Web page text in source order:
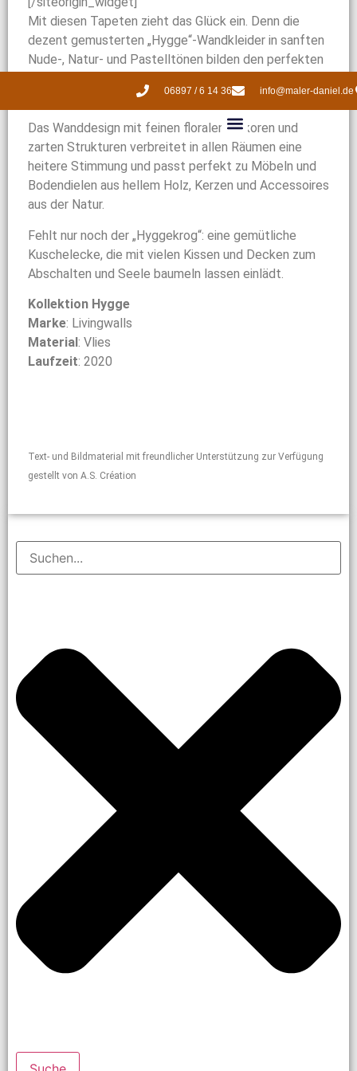
06897 / 6 14 36 info@maler-daniel.de
Mit diesen Tapeten zieht das Glück ein. Denn die
dezent gemusterten „Hygge“-Wandkleider in sanften
Nude-, Natur- und Pastelltönen bilden den perfekten
Wohlfühl-Wohnstil aus Dänemark.
Das Wanddesign mit feinen floralen Dekoren und
zarten Strukturen verbreitet in allen Räumen eine
heitere Stimmung und passt perfekt zu Möbeln und
Bodendielen aus hellem Holz, Kerzen und Accessoires
aus der Natur.
Fehlt nur noch der „Hyggekrog“: eine gemütliche
Kuschelecke, die mit vielen Kissen und Decken zum
Abschalten und Seele baumeln lassen einlädt
Kollektion Hygge
Marke: Livingwalls
Material : Vlies
Laufzeit: 2020
Text- und Bildmaterial mit freundlicher Unterstützung zur Verfügung
gestellt von A.S. Création